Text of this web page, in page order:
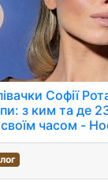
Софії
з ким та де
часом -